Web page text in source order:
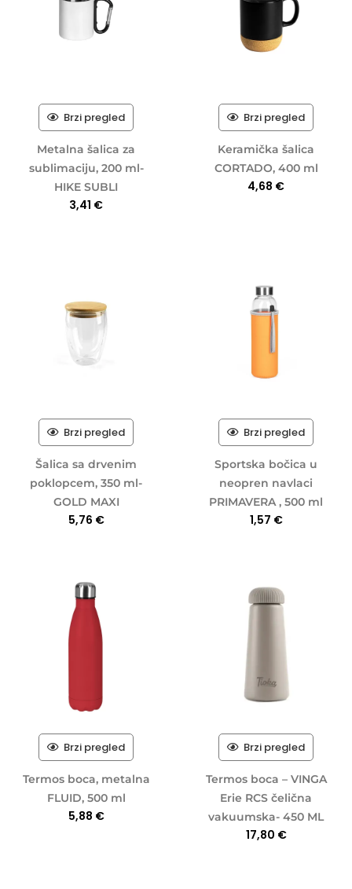
Brzi pregled
Metalna šalica za
sublimaciju, 200 ml-
HIKE SUBLI
3,41 €
Brzi pregled
Keramička šalica
CORTADO, 400 ml
4,68 €
Brzi pregled
Šalica sa drvenim
poklopcem, 350 ml-
GOLD MAXI
5,76 €
Brzi pregled
Sportska bočica u
neopren navlaci
PRIMAVERA , 500 ml
1,57 €
Brzi pregled
Termos boca, metalna
FLUID, 500 ml
5,88 €
Brzi pregled
Termos boca – VINGA
Erie RCS čelična
vakuumska- 450 ML
17,80 €